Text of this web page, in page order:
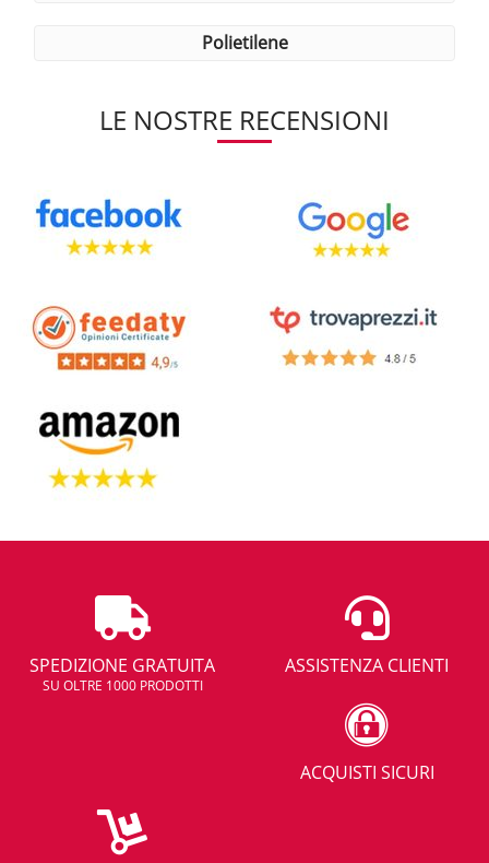
polietilene
LE NOSTRE RECENSIONI
SPEDIZIONE GRATUITA
SU OLTRE 1000 PRODOTTI
ASSISTENZA CLIENTI
ACQUISTI SICURI